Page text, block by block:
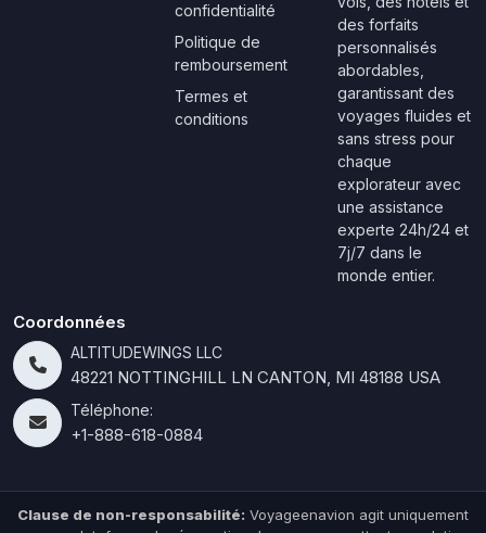
confidentialité
Politique de
remboursement
Termes et
conditions
des forfaits
personnalisés
abordables,
garantissant des
voyages fluides et
sans stress pour
chaque
explorateur avec
une assistance
experte 24h/24 et
7j/7 dans le
monde entier.
Coordonnées
ALTITUDEWINGS LLC
48221 NOTTINGHILL LN CANTON, MI 48188 USA
Téléphone:
+1-888-618-0884
Clause de non-responsabilité: Voyageenavion agit uniquement